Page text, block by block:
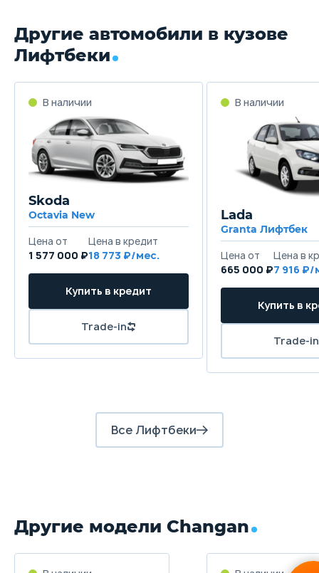
Другие автомобили в кузове
Лифтбеки
Skoda
Octavia New
1 577 000 ₽18 773
Lada
Granta Лифтбек
665 000 ₽7 916
Все Лифтбеки
Другие модели Changan